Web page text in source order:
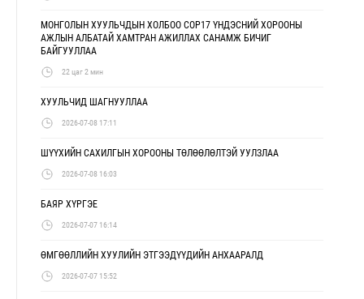
МОНГОЛЫН ХУУЛЬЧДЫН ХОЛБОО COP17 ҮНДЭСНИЙ ХОРООНЫ
АЖЛЫН АЛБАТАЙ ХАМТРАН АЖИЛЛАХ САНАМЖ БИЧИГ
БАЙГУУЛЛАА
22 цаг 2 мин
ХУУЛЬЧИД ШАГНУУЛЛАА
2026-07-08 17:11
ШҮҮХИЙН САХИЛГЫН ХОРООНЫ ТӨЛӨӨЛӨЛТЭЙ УУЛЗЛАА
2026-07-08 16:03
БАЯР ХҮРГЭЕ
2026-07-07 16:14
ӨМГӨӨЛЛИЙН ХУУЛИЙН ЭТГЭЭДҮҮДИЙН АНХААРАЛД
2026-07-07 15:52